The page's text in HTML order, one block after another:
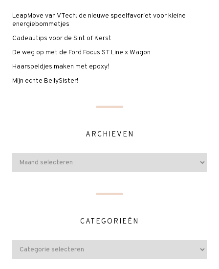
LeapMove van VTech: de nieuwe speelfavoriet voor kleine
energiebommetjes
Cadeautips voor de Sint of Kerst
De weg op met de Ford Focus ST Line x Wagon
Haarspeldjes maken met epoxy!
Mijn echte BellySister!
ARCHIEVEN
CATEGORIEËN